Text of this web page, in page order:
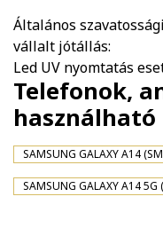
Általános
vállalt jótállás:
Led UV nyomtatás
Telefonok,
használható
SAMSUNG GALAXY A14
SAMSUNG GALAXY A14 5G